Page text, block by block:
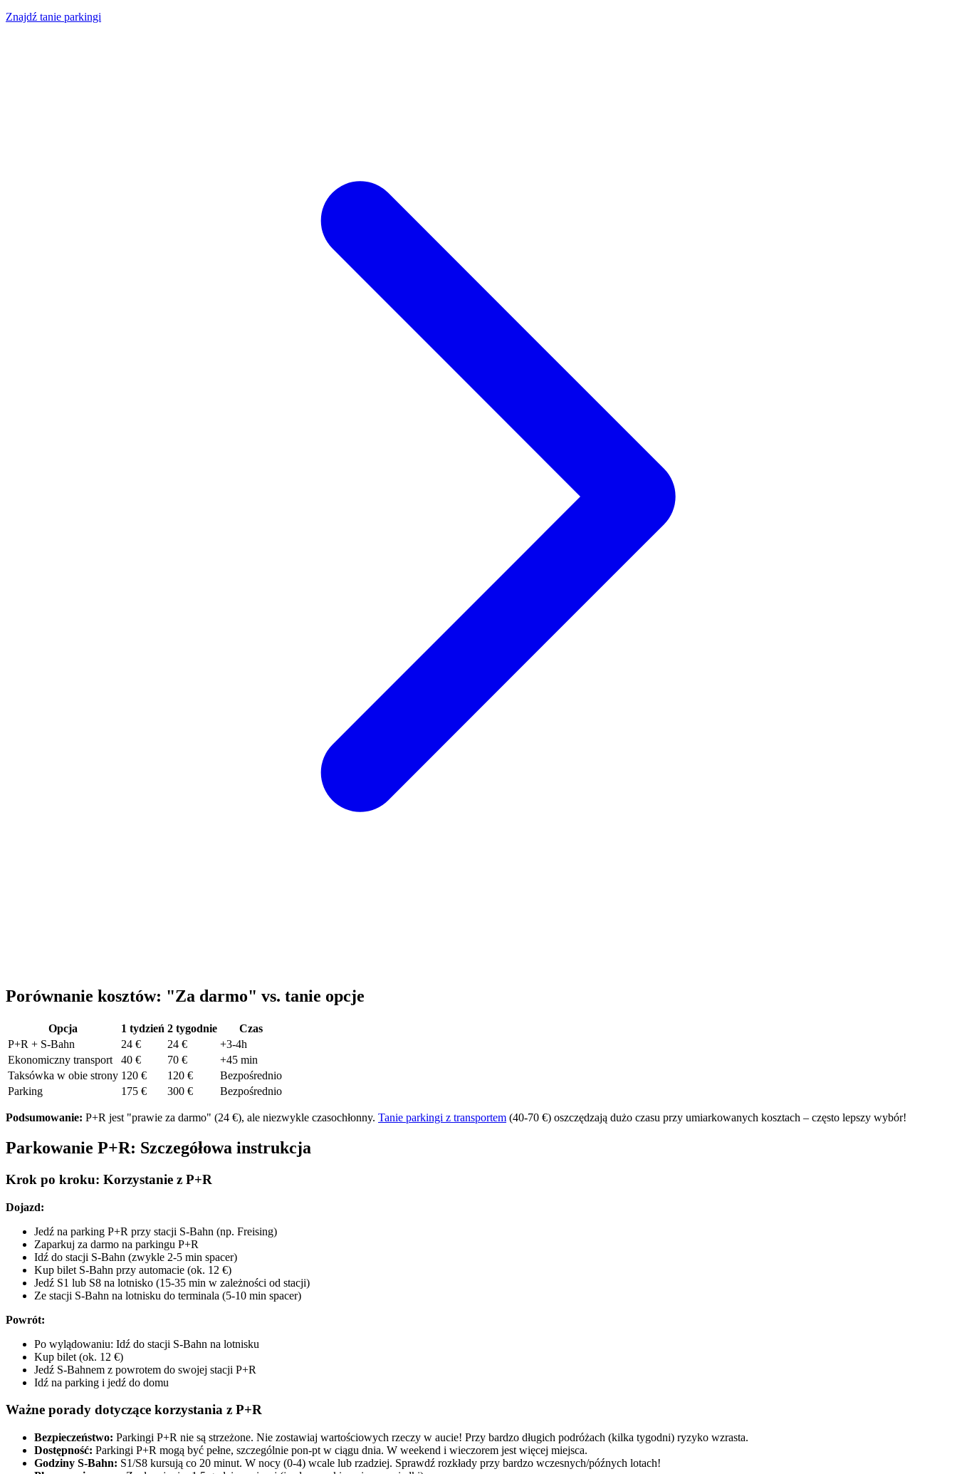
Znajdź tanie parkingi
Porównanie kosztów: "Za darmo" vs. tanie opcje
Opcja 1 tydzień 2 tygodnie
Czas
P+R + S-Bahn
24 € 24 €
+3-4h
Ekonomiczny transport
40 € 70 €
+45 min
Taksówka w obie strony 120 € 120 €
Bezpośrednio
Parking
175 € 300 € Bezpośrednio
Podsumowanie: P+R jest "prawie za darmo" (24 €), ale niezwykle czasochłonny. Tanie parkingi z transportem (40-70 €) oszczędzają dużo czasu przy umiarkowanych kosztach – często lepszy wybór!
Parkowanie P+R: Szczegółowa instrukcja
Krok po kroku: Korzystanie z P+R
Dojazd:
Jedź na parking P+R przy stacji S-Bahn (np. Freising)
Zaparkuj za darmo na parkingu P+R
Idź do stacji S-Bahn (zwykle 2-5 min spacer)
Kup bilet S-Bahn przy automacie (ok. 12 €)
Jedź S1 lub S8 na lotnisko (15-35 min w zależności od stacji)
Ze stacji S-Bahn na lotnisku do terminala (5-10 min spacer)
Powrót:
Po wylądowaniu: Idź do stacji S-Bahn na lotnisku
Kup bilet (ok. 12 €)
Jedź S-Bahnem z powrotem do swojej stacji P+R
Idź na parking i jedź do domu
Ważne porady dotyczące korzystania z P+R
Bezpieczeństwo: Parkingi P+R nie są strzeżone. Nie zostawiaj wartościowych rzeczy w aucie! Przy bardzo długich podróżach (kilka tygodni) ryzyko wzrasta.
Dostępność: Parkingi P+R mogą być pełne, szczególnie pon-pt w ciągu dnia. W weekend i wieczorem jest więcej miejsca.
Godziny S-Bahn: S1/S8 kursują co 20 minut. W nocy (0-4) wcale lub rzadziej. Sprawdź rozkłady przy bardzo wczesnych/późnych lotach!